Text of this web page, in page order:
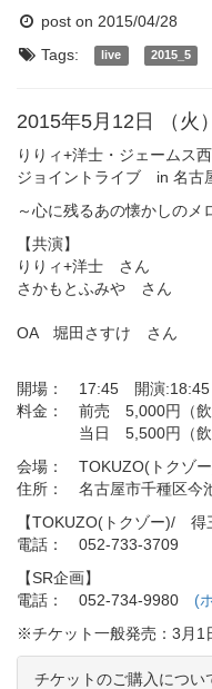
post on 2015/04/28
Tags:
live 2015_5
2015年5月12日 （
りりィ+洋士・ジェームス
ジョイントライブ in 名古
～心に残るあの懐かしのメ
【共演】
りりィ+洋士 さん
さかもとふみや さん
OA 堀田さすけ さん
開場： 17:45 開演:18:45
料金： 前売 5,000円（飲
当日 5,500円（飲食
会場： TOKUZO(トクゾ
住所： 名古屋市千種区今
【TOKUZO(トクゾー)/ 得
電話： 052-733-3709
【SR企画】
電話： 052-734-9980 (
※チケット一般発売：3月1
チケットのご購入につい